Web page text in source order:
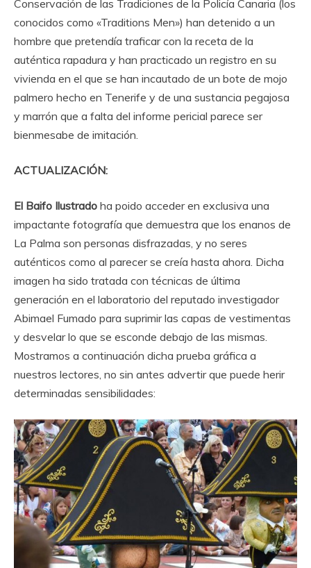
Conservación de las Tradiciones de la Policía Canaria (los
conocidos como «Traditions Men») han detenido a un
hombre que pretendía traficar con la receta de la
auténtica rapadura y han practicado un registro en su
vivienda en el que se han incautado de un bote de mojo
palmero hecho en Tenerife y de una sustancia pegajosa
y marrón que a falta del informe pericial parece ser
bienmesabe de imitación.
ACTUALIZACIÓN:
El Baifo Ilustrado ha poido acceder en exclusiva una
impactante fotografía que demuestra que los enanos de
La Palma son personas disfrazadas, y no seres
auténticos como al parecer se creía hasta ahora. Dicha
imagen ha sido tratada con técnicas de última
generación en el laboratorio del reputado investigador
Abimael Fumado para suprimir las capas de vestimentas
y desvelar lo que se esconde debajo de las mismas.
Mostramos a continuación dicha prueba gráfica a
nuestros lectores, no sin antes advertir que puede herir
determinadas sensibilidades: